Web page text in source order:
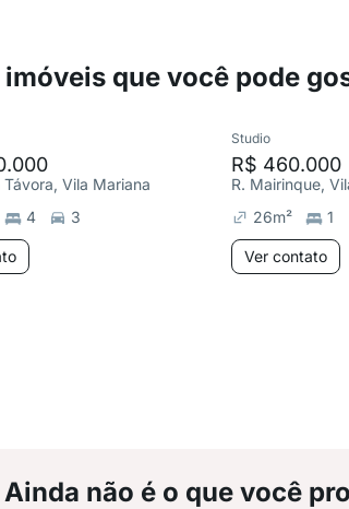
que você pode
Távora, Vila Mariana
4 3
Studio
R$ 460.000
R. Mairinque,
26m² 1
Ver contato
Ainda não é o que você